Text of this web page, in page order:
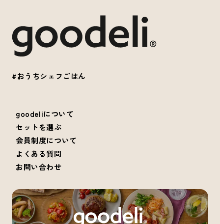
#おうちシェフごはん
goodeliについて
セットを選ぶ
会員制度について
よくある質問
お問い合わせ